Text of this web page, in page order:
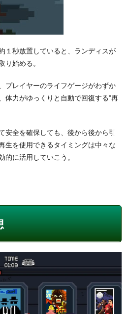
１秒放置していると、ランディスが
り始める。
プレイヤーのライフゲージがわずか
体力がゆっくりと自動で回復する”再
安全を確保しても、後から後から引
生を使用できるタイミングは中々な
的に活用していこう。